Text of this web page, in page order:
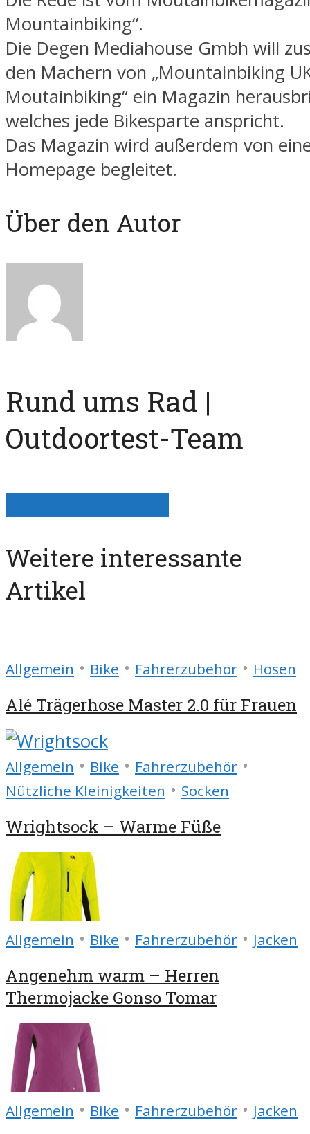
Mountainbiking“.
Die Degen Mediahouse Gmbh will
den Machern von „Mountainbiking
Moutainbiking“ ein Magazin
welches jede Bikesparte anspricht.
Das Magazin wird außerdem von
Homepage begleitet.
Über den Autor
Rund ums Rad |
Outdoortest-Team
Weitere interessante
Artikel
Allgemein • Bike • Fahrerzubehör • Hosen
Alé Trägerhose Master 2.0 für Frauen
Allgemein • Bike • Fahrerzubehör •
Nützliche Kleinigkeiten • Socken
Wrightsock – Warme Füße
Allgemein • Bike • Fahrerzubehör • Jacken
Angenehm warm – Herren
Thermojacke Gonso Tomar
Allgemein • Bike • Fahrerzubehör • Jacken